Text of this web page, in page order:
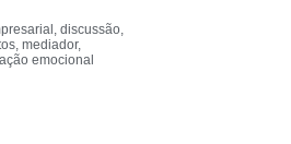
, discussão,
, mediador,
emocional